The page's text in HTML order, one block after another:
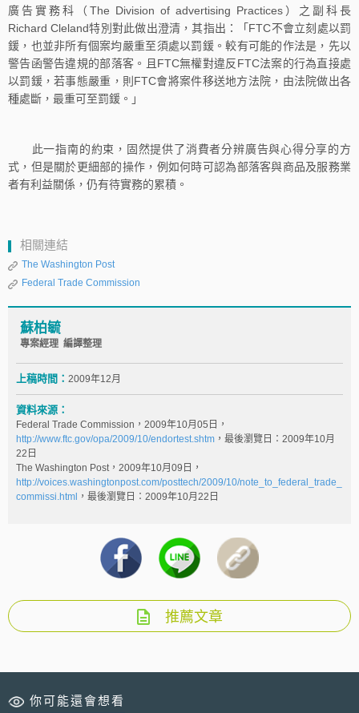
廣告實務科（The Division of advertising Practices）之副科長
Richard Cleland特別對此做出澄清，其指出：「FTC不會立刻處以罰
鍰，也並非所有個案均嚴重至須處以罰鍰。較有可能的作法是，先以
警告函警告違規的部落客。且FTC無權對違反FTC法案的行為直接處
以罰鍰，若事態嚴重，則FTC會將案件移送地方法院，由法院做出各
種處斷，最重可至罰鍰。」
此一指南的約束，固然提供了消費者分辨廣告與心得分享的方
式，但是關於更細部的操作，例如何時可認為部落客與商品及服務業
者有利益關係，仍有待實務的累積。
相關連結
The Washington Post
Federal Trade Commission
蘇柏毓
專案經理 編譯整理
上稿時間： 2009年12月
資料來源：
Federal Trade Commission，2009年10月05日，
http://www.ftc.gov/opa/2009/10/endortest.shtm ，最後瀏覽日：2009年10月
22日
The Washington Post，2009年10月09日，
http://voices.washingtonpost.com/posttech/2009/10/note_to_federal_trade_
commissi.html ，最後瀏覽日：2009年10月22日
推薦文章
你可能還會想看